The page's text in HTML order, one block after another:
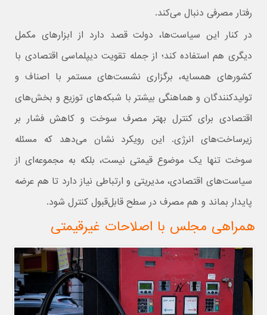
رفتار مصرفی دنبال می‌کند.
در کنار این سیاست‌ها، دولت قصد دارد از ابزارهای مکمل
دیگری هم استفاده کند؛ از جمله تقویت دیپلماسی اقتصادی با
کشورهای همسایه، برگزاری نشست‌های مستمر با اصناف و
تولیدکنندگان و هماهنگی بیشتر با شبکه‌های توزیع و بخش‌های
اقتصادی برای کنترل بهتر مصرف سوخت و کاهش فشار بر
زیرساخت‌های انرژی. این رویکرد نشان می‌دهد که مسئله
سوخت تنها یک موضوع قیمتی نیست، بلکه به مجموعه‌ای از
سیاست‌های اقتصادی، مدیریتی و ارتباطی نیاز دارد تا هم عرضه
پایدار بماند و هم مصرف در سطح قابل‌قبول کنترل شود.
همراهی مجلس با اصلاحات غیرقیمتی